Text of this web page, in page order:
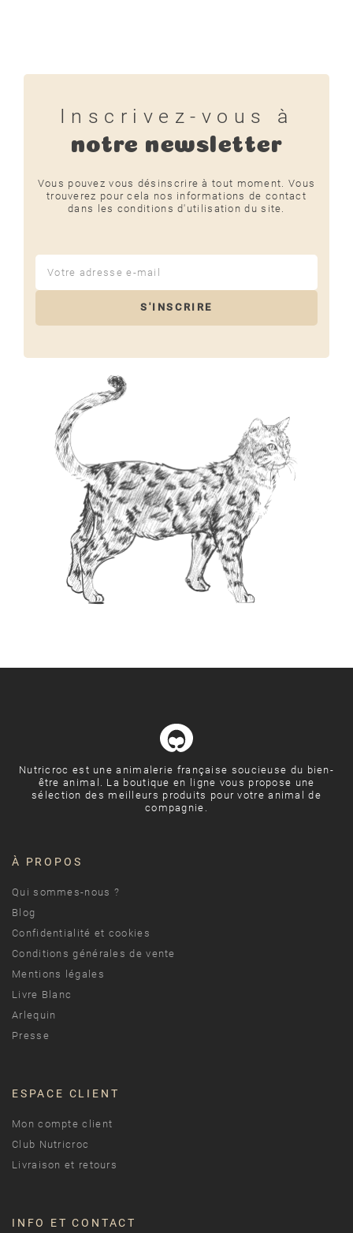
Inscrivez-vous à
notre newsletter
Vous pouvez vous désinscrire à tout moment. Vous
trouverez pour cela nos informations de contact
dans les conditions d'utilisation du site.
S'INSCRIRE
Nutricroc est une animalerie française soucieuse du bien-
être animal. La boutique en ligne vous propose une
sélection des meilleurs produits pour votre animal de
compagnie.
À PROPOS
Qui sommes-nous ?
Blog
Confidentialité et cookies
Conditions générales de vente
Mentions légales
Livre Blanc
Arlequin
Presse
ESPACE CLIENT
Mon compte client
Club Nutricroc
Livraison et retours
INFO ET CONTACT